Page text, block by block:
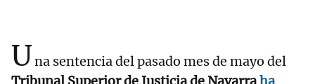
Una sentencia del pasado mes de mayo del